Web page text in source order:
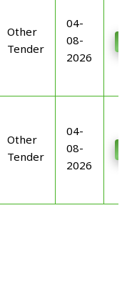
Other
Tender
04-
08-
2026
Other
Tender
04-
08-
2026